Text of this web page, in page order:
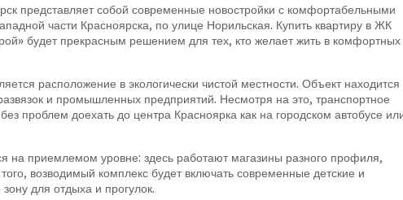
представляет собой современные новостройки с комфортабельными
части Красноярска, по улице Норильская. Купить квартиру в ЖК
будет прекрасным решением для тех, кто желает жить в комфортных
расположение в экологически чистой местности. Объект находится
и промышленных предприятий. Несмотря на это, транспортное
проблем доехать до центра Красноярка как на городском автобусе
на приемлемом уровне: здесь работают магазины разного профиля,
возводимый комплекс будет включать современные детские и
для отдыха и прогулок.